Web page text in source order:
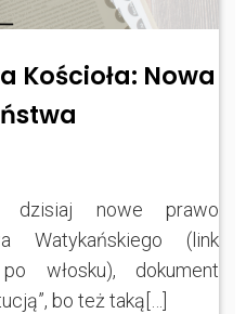
Kościoła: Nowa
dzisiaj nowe prawo
Watykańskiego (link
włosku), dokument
bo też taką[…]